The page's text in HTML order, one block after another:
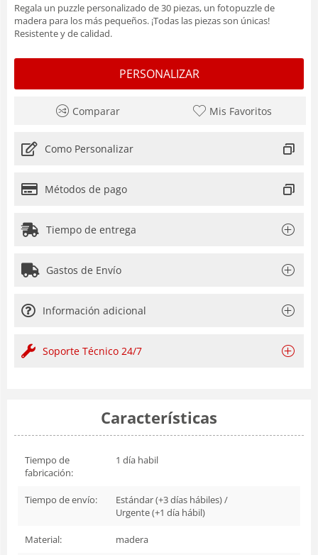
Regala un puzzle personalizado de 30 piezas, un fotopuzzle de
madera para los más pequeños. ¡Todas las piezas son únicas!
Resistente y de calidad.
PERSONALIZAR
Comparar Mis Favoritos
Como Personalizar
Métodos de pago
Tiempo de entrega
Gastos de Envío
Información adicional
Soporte Técnico 24/7
Características
Tiempo de
fabricación:
1 día habil
Tiempo de envío:
Estándar (+3 días hábiles) /
Urgente (+1 día hábil)
Material: madera